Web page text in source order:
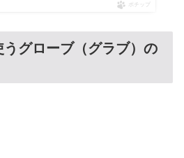
ポチップ
グローブ（グラブ）の